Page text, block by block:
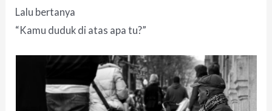
Lalu bertanya
“Kamu duduk di atas apa tu?”